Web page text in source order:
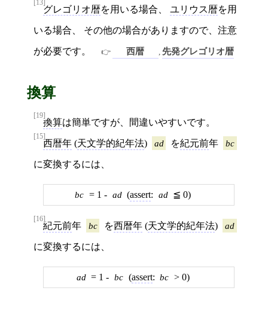
[13]
グレゴリオ暦を用いる場合、 ユリウス暦を用
いる場合、 その他の場合がありますので、注意
が必要です。 西暦 先発グレゴリオ暦
換算
[19]
換算は簡単ですが、間違いやすいです。
[15]
西暦年 (天文学的紀年法) ad を紀元前年 bc
に変換するには、
bc = 1 - ad (assert: ad ≦ 0)
[16]
紀元前年 bc を西暦年 (天文学的紀年法) ad
に変換するには、
ad = 1 - bc (assert: bc > 0)